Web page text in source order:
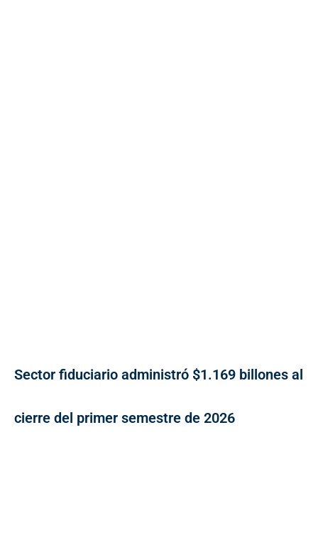
Sector fiduciario administró $1.169 billones al
cierre del primer semestre de 2026